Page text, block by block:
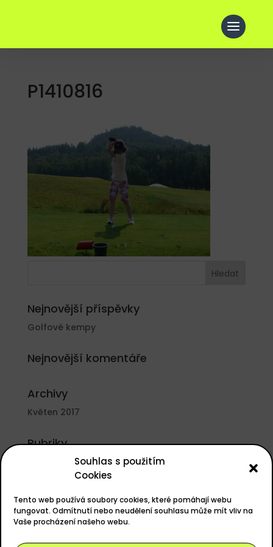
Souhlas s použitím
Cookies
Tento web používá soubory cookies, které pomáhají webu
fungovat. Odmítnutí nebo neudělení souhlasu může mít vliv na
Vaše procházení našeho webu.
P1410816
Nejnovější příspěvky
Golfové kempy
Nejnovější komentáře
Archivy
Květen 2017
Rubriky
Nezařazené
Základní informace
Přihlásit se
Zdroj kanálů (příspěvky)